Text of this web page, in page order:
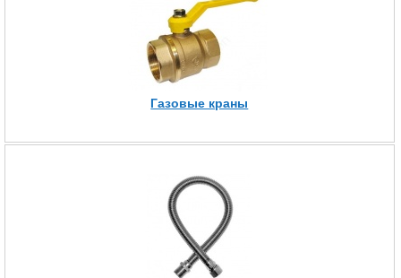
Газовые краны